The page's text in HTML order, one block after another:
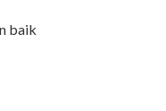
baik